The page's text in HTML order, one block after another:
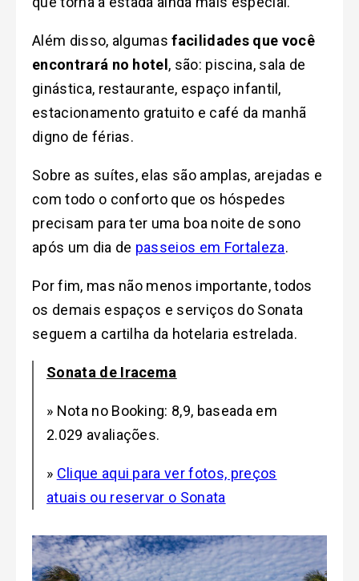
Além disso, algumasfacilidades que você
encontrará no hotel, são: piscina, sala de
ginástica, restaurante, espaço infantil,
estacionamento gratuito e café da manhã
digno de férias.
Sobre as suítes, elas são amplas, arejadas e
com todo o conforto que os hóspedes
precisam para ter uma boa noite de sono
após um dia de passeios em Fortaleza.
Por fim, mas não menos importante, todos
os demais espaços e serviços do Sonata
seguem a cartilha da hotelaria estrelada.
Sonata de Iracema
» Nota no Booking: 8,9, baseada em
2.029 avaliações.
» Clique aqui para ver fotos, preços
atuais ou reservar o Sonata